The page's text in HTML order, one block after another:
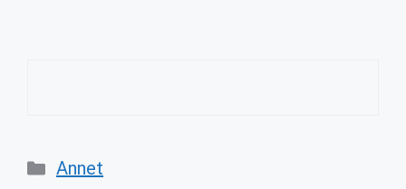
Categories
Annet